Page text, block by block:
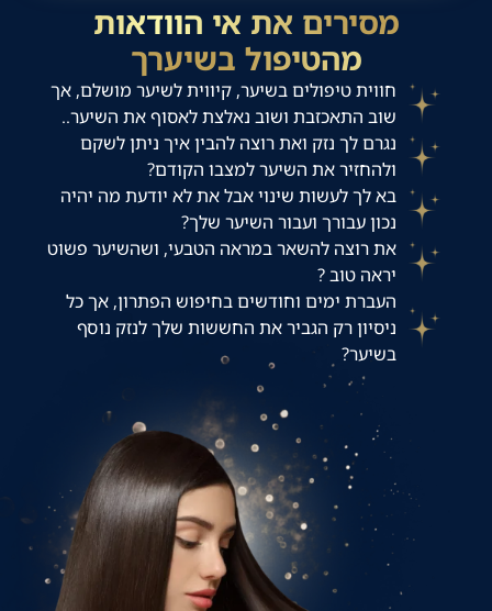
מסירים את אי הוודאות
מהטיפול בשיערך
חווית טיפולים בשיער, קיווית לשיער מושלם, אך
שוב התאכזבת ושוב נאלצת לאסוף את השיער..
נגרם לך נזק ואת רוצה להבין איך ניתן לשקם
ולהחזיר את השיער למצבו הקודם?
בא לך לעשות שינוי אבל את לא יודעת מה יהיה
נכון עבורך ועבור השיער שלך?
את רוצה להשאר במראה הטבעי, ושהשיער פשוט
יראה טוב ?
העברת ימים וחודשים בחיפוש הפתרון, אך כל
ניסיון רק הגביר את החששות שלך לנזק נוסף
בשיער?